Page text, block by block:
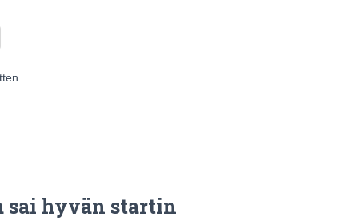
sai hyvän startin